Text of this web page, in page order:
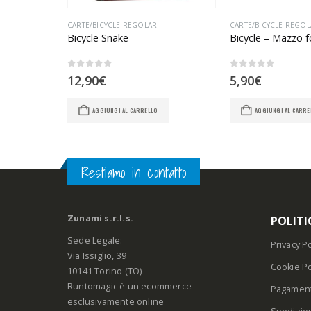
CARTE/BICYCLE REGOLARI
Bicycle Snake
12,90€
AGGIUNGI AL CARRELLO
CARTE/BICYCLE
5,90€
AGGIUNGI AL
Restiamo in contatto
Zunami s.r.l.s.
Sede Legale:
Via Issiglio, 39
10141 Torino (TO)
Runtomagic è un ecommerce
esclusivamente online
Privacy
Cookie